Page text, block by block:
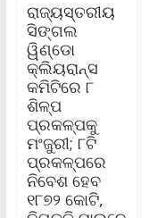
ରାଜ୍ୟସ୍ତରୀୟ
ସିଙ୍ଗଲ
ୱିଣ୍ଡୋ
କ୍ଲିୟରାନ୍ସ
କମିଟିରେ ୮
ଶିଳ୍ପ
ପ୍ରକଳ୍ପକୁ
ମଂଜୁରୀ; ୮ଟି
ପ୍ରକଳ୍ପରେ
ନିବେଶ ହେବ
୧୮୭୨ କୋଟି,